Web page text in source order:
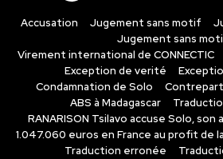
Accusation Jugement sans motif
Jugement sans
Virement international de CONNECTIC
Exception de verité
Condamnation de Solo
ABS à Madagascar
RANARISON Tsilavo accuse Solo, son
1.047.060 euros en France au profit de
Traduction erronée